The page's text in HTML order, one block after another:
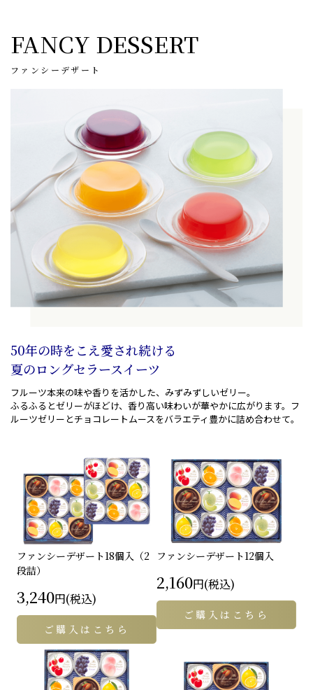
FANCY DESSERT
ファンシーデザート
50年の時をこえ愛され続ける
夏のロングセラースイーツ
フルーツ本来の味や香りを活かした、みずみずしいゼリー。
ふるふるとゼリーがほどけ、香り高い味わいが華やかに広がります。フ
ルーツゼリーとチョコレートムースをバラエティ豊かに詰め合わせて。
ファンシーデザート 18個入（2
段詰）
3,240円(税込)
ご購入はこちら
ファンシーデザート 12個入
2,160円(税込)
ご購入はこちら